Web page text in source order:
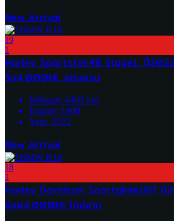
New Arrival
19
1
Harley Sportster48 Stage1. ปี
วิ่ง4,000Mi. แต่งครบ
Mileage: 4400 km
Engine: 1800
Year: 2022
New Arrival
18
1
Harley Davidson Sportglide107 ปี
น้อย4,000Mi ใหม่มาก